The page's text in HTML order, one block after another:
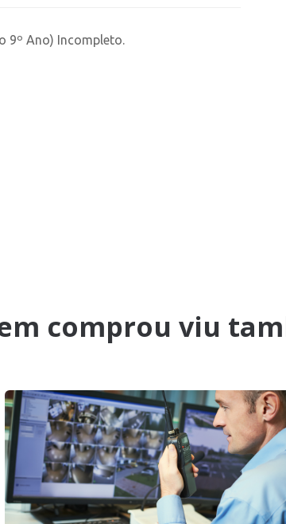
9º Ano) Incompleto.
comprou viu